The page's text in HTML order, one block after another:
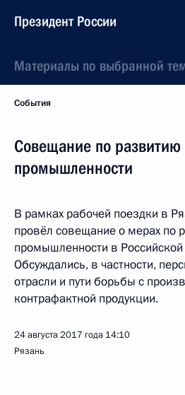
Президент России
Материалы по выбранной
События
Совещание по развитию
промышленности
В рамках рабочей поездки в
провёл совещание о мерах по
промышленности в
Обсуждались, в частности,
отрасли и пути борьбы с
контрафактной продукции.
24 августа 2017 года 14:10
Рязань